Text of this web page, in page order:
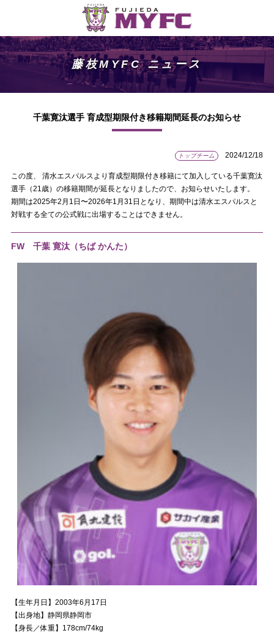
藤枝MYFC ニュース
千葉寛汰選手 育成型期限付き移籍期間延長のお知らせ
トップチーム 2024/12/18
この度、 清水エスパルスより育成型期限付き移籍にて加入している千葉寛汰
選手（21歳）の移籍期間が延長となりましたので、お知らせいたします。
期間は2025年2月1日〜2026年1月31日となり、期間中は清水エスパルスと
対戦する全ての公式戦に出場することはできません。
FW 千葉 寛汰（ちば かんた）
【生年月日】2003年6月17日
【出身地】静岡県静岡市
【身長／体重】178cm/74kg